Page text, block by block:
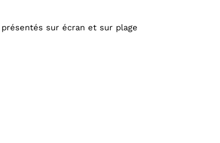
sur écran et sur plage